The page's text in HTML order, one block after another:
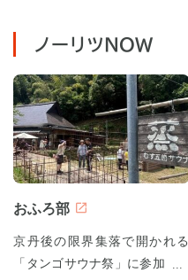
ノーリツNOW
おふろ部
京丹後の限界集落で開かれる
「タンゴサウナ祭」に参加して